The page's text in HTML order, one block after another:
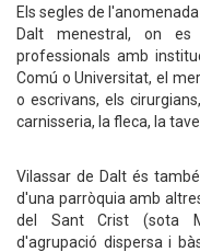
Els segles de
Dalt menestral, on es
professionals amb
Comú o Universitat, el
o escrivans, els
carnisseria, la fleca, la
Vilassar de Dalt és
d'una parròquia amb
del Sant Crist (sota
d'agrupació dispersa i